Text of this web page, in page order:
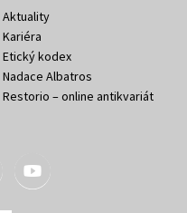
Aktuality
Kariéra
Etický kodex
Nadace Albatros
Restorio – online antikvariát